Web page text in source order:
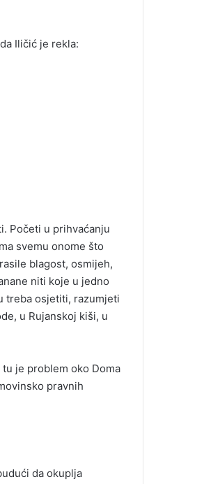
Iličić je rekla:
Početi u prihvaćanju
svemu onome što
blagost, osmijeh,
niti koje u jedno
treba osjetiti, razumjeti
u Rujanskoj kiši, u
je problem oko Doma
pravnih
da okuplja